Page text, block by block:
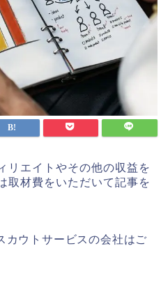
リエイトやその他の収益を
取材費をいただいて記事を
カウトサービスの会社はご